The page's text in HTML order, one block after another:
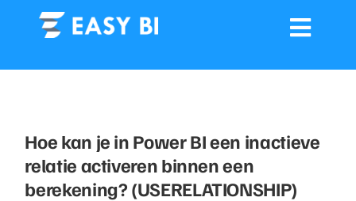
Dashboards
Dashboard delen
Hoe kan je in Power BI een inactieve
relatie activeren binnen een
berekening? (USERELATIONSHIP)